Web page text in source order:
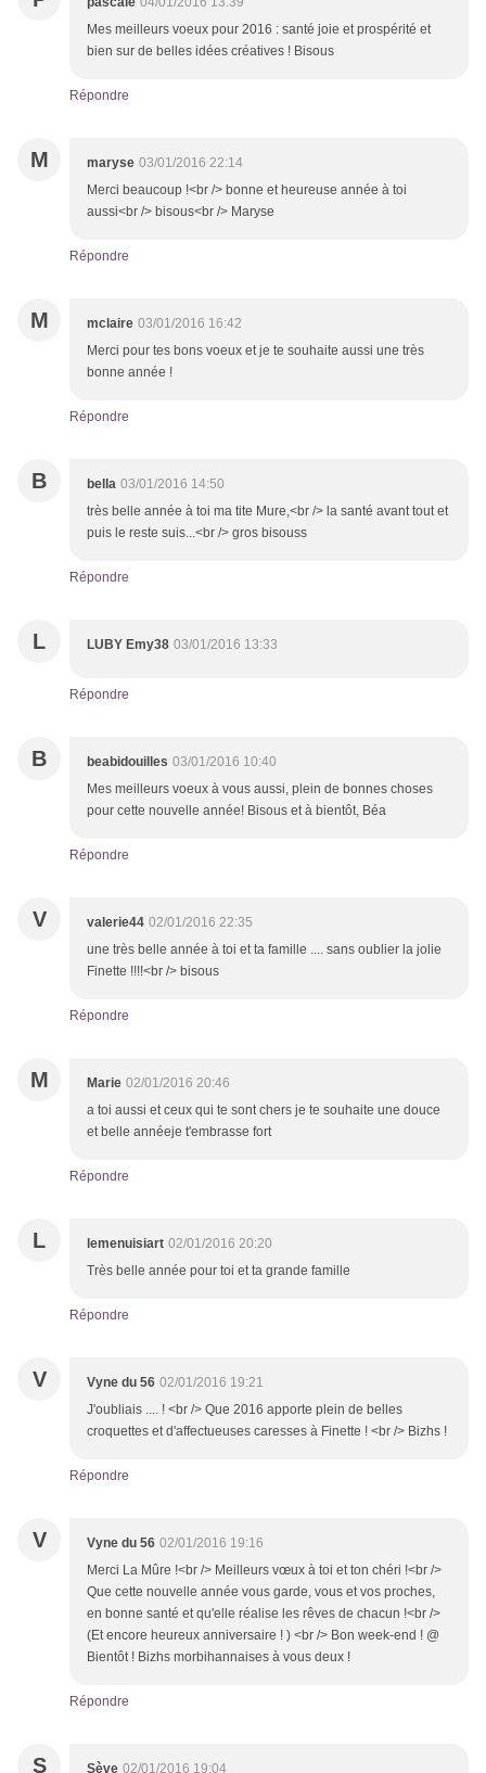
Mes meilleurs voeux pour 2016 : santé joie et prospérité et
bien sur de belles idées créatives ! Bisous
Répondre
M maryse 03/01/2016 22:14
Merci beaucoup !<br /> bonne et heureuse année à toi
aussi<br /> bisous<br /> Maryse
Répondre
M mclaire 03/01/2016 16:42
Merci pour tes bons voeux et je te souhaite aussi une très
bonne année !
Répondre
B bella 03/01/2016 14:50
très belle année à toi ma tite Mure,<br /> la santé avant tout et
puis le reste suis...<br /> gros bisouss
Répondre
L LUBY Emy38 03/01/2016 13:33
Répondre
B beabidouilles 03/01/2016 10:40
Mes meilleurs voeux à vous aussi, plein de bonnes choses
pour cette nouvelle année! Bisous et à bientôt, Béa
Répondre
V valerie44 02/01/2016 22:35
une très belle année à toi et ta famille .... sans oublier la jolie
Finette !!!!<br /> bisous
Répondre
M Marie 02/01/2016 20:46
a toi aussi et ceux qui te sont chers je te souhaite une douce
et belle annéeje t'embrasse fort
Répondre
L lemenuisiart 02/01/2016 20:20
Très belle année pour toi et ta grande famille
Répondre
V Vyne du 56 02/01/2016 19:21
J'oubliais .... ! <br /> Que 2016 apporte plein de belles
croquettes et d'affectueuses caresses à Finette ! <br /> Bizhs !
Répondre
V Vyne du 56 02/01/2016 19:16
Merci La Mûre !<br /> Meilleurs vœux à toi et ton chéri !<br />
Que cette nouvelle année vous garde, vous et vos proches,
en bonne santé et qu'elle réalise les rêves de chacun !<br />
(Et encore heureux anniversaire ! ) <br /> Bon week-end ! @
Bientôt ! Bizhs morbihannaises à vous deux !
Répondre
S Sève 02/01/2016 19:04